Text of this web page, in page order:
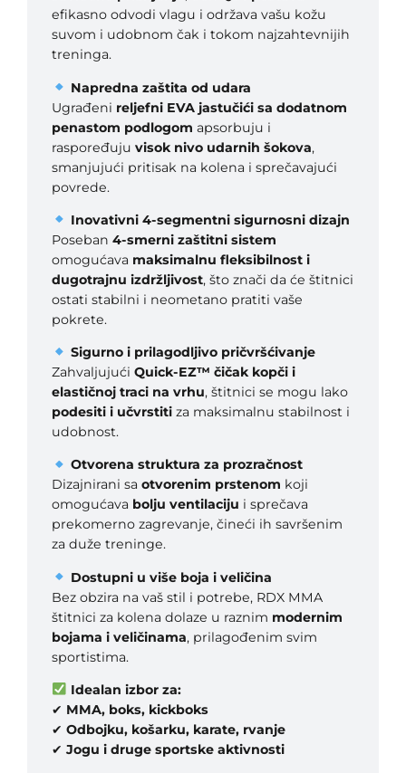
efikasno odvodi vlagu i održava vašu kožu
suvom i udobnom čak i tokom najzahtevnijih
treninga.
Napredna zaštita od udara
Ugrađeni reljefni EVA jastučići sa dodatnom
penastom podlogom apsorbuju i
raspoređujuvisok nivo udarnih šokova,
smanjujući pritisak na kolena i sprečavajući
povrede.
Inovativni 4-segmentni sigurnosni dizajn
Poseban4-smerni zaštitni sistem
omogućava maksimalnu fleksibilnost i
dugotrajnu izdržljivost, što znači da će štitnici
ostati stabilni i neometano pratiti vaše
pokrete.
Sigurno i prilagodljivo pričvršćivanje
ZahvaljujućiQuick-EZ™ čičak kopči i
elastičnoj traci na vrhu, štitnici se mogu lako
podesiti i učvrstiti za maksimalnu stabilnost i
udobnost.
Otvorena struktura za prozračnost
Dizajnirani saotvorenim prstenom koji
omogućava bolju ventilaciju i sprečava
prekomerno zagrevanje, čineći ih savršenim
za duže treninge.
Dostupni u više boja i veličina
Bez obzira na vaš stil i potrebe, RDX MMA
štitnici za kolena dolaze u raznim modernim
bojama i veličinama, prilagođenim svim
sportistima.
Idealan izbor za:
✔ MMA, boks, kickboks
✔Odbojku, košarku, karate, rvanje
✔Jogu i druge sportske aktivnosti